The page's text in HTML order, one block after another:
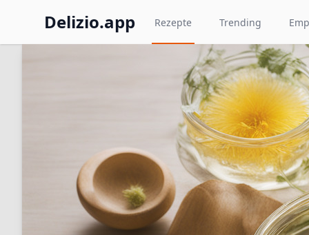
Delizio.app Rezepte Trending